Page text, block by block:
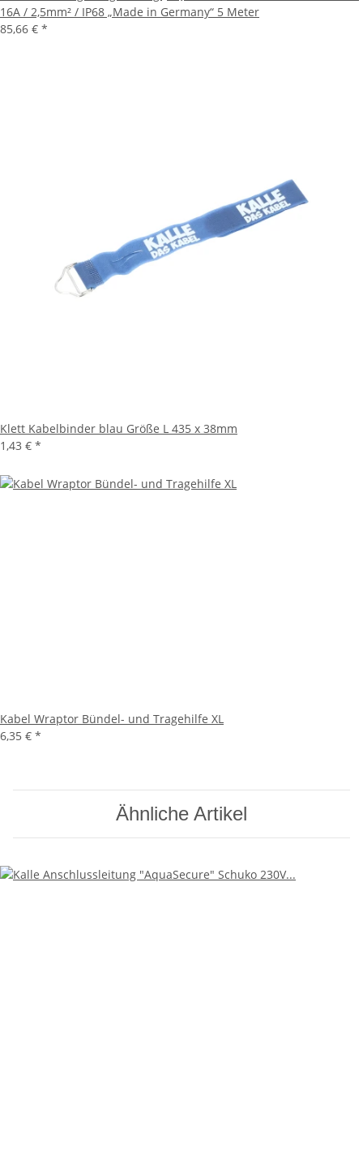
16A / 2,5mm² / IP68 „Made in Germany“ 5 Meter
85,66 € *
Klett Kabelbinder blau Größe L 435 x 38mm
1,43 € *
Kabel Wraptor Bündel- und Tragehilfe XL
6,35 € *
Ähnliche Artikel